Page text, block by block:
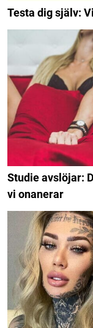
Testa dig själv:
Studie avslöjar:
vi onanerar